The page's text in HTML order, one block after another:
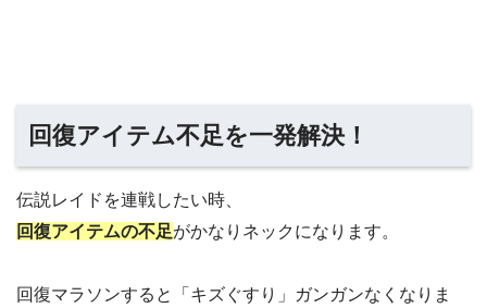
回復アイテム不足を一発解決！
伝説レイドを連戦したい時、
回復アイテムの不足がかなりネックになります。
回復マラソンすると「キズぐすり」ガンガンなくなりま